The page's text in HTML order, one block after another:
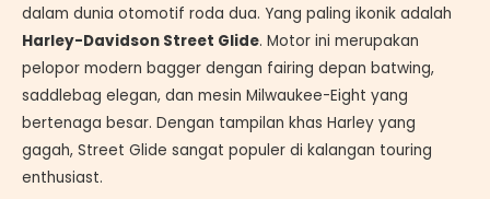
dalam dunia otomotif roda dua. Yang paling ikonik adalah
Harley-Davidson Street Glide. Motor ini merupakan
pelopor modern bagger dengan fairing depan batwing,
saddlebag elegan, dan mesin Milwaukee-Eight yang
bertenaga besar. Dengan tampilan khas Harley yang
gagah, Street Glide sangat populer di kalangan touring
enthusiast.